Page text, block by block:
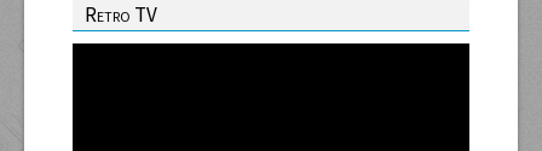
Retro TV